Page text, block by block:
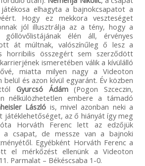
játékosa elhagyta a bajnokcsapatot a
Hogy ez mekkora veszteséget
jól illusztrálja az a tény, hogy a
góllövőlistájának élén áll, érvényes
át múltnak, valószínűleg ő lesz a
horribilis összegért sem szerződött
ismeretében válik a kívülálló
miatta milyen nagy a Videoton
belül és azon kívül egyaránt. Év közben
Gyurcsó Ádám(Pogon Szceczin,
nélkülözhetetlen embere a támadó
László is, mivel azonban neki a
játéklehetőséget, az ő hiányát így meg
Horváth Ferenc lett az edzőjük
a csapat, de messze van a bajnoki
Egyébként Horváth Ferenc a
el mérkőzést ellenünk a Videoton
Parmalat – Békéscsaba 1-0.